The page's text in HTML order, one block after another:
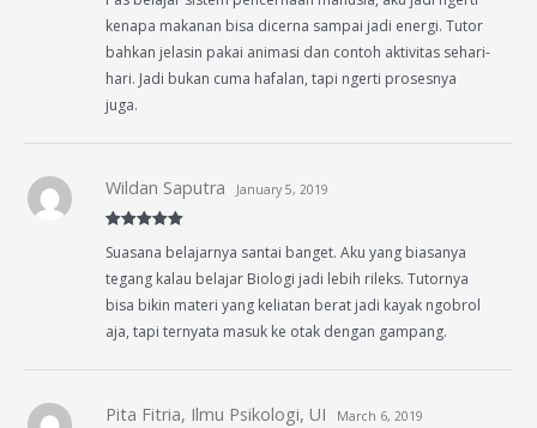
kenapa makanan bisa dicerna sampai jadi energi. Tutor
bahkan jelasin pakai animasi dan contoh aktivitas sehari-
hari. Jadi bukan cuma hafalan, tapi ngerti prosesnya
juga.
of 5
Wildan Saputra January 5, 2019
Suasana belajarnya santai banget. Aku yang biasanya
tegang kalau belajar Biologi jadi lebih rileks. Tutornya
bisa bikin materi yang keliatan berat jadi kayak ngobrol
aja, tapi ternyata masuk ke otak dengan gampang.
Pita Fitria, Ilmu Psikologi, UI March 6, 2019